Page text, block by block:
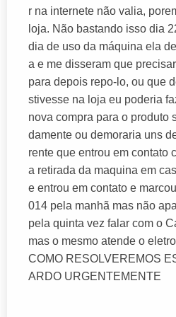
r na internete não valia,
loja. Não bastando isso dia
dia de uso da máquina ela
a e me disseram que
para depois repo-lo, ou que
stivesse na loja eu poderia
nova compra para o produto
damente ou demoraria uns
rente que entrou em contato
a retirada da maquina em
e entrou em contato e
014 pela manhã mas não
pela quinta vez falar com o
mas o mesmo atende o
COMO RESOLVEREMOS
ARDO URGENTEMENTE